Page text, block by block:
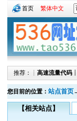
首页 繁体中文
推荐：┊ 高速流量代码 ┊
您目前的位置： 站点首页
【相关站点】